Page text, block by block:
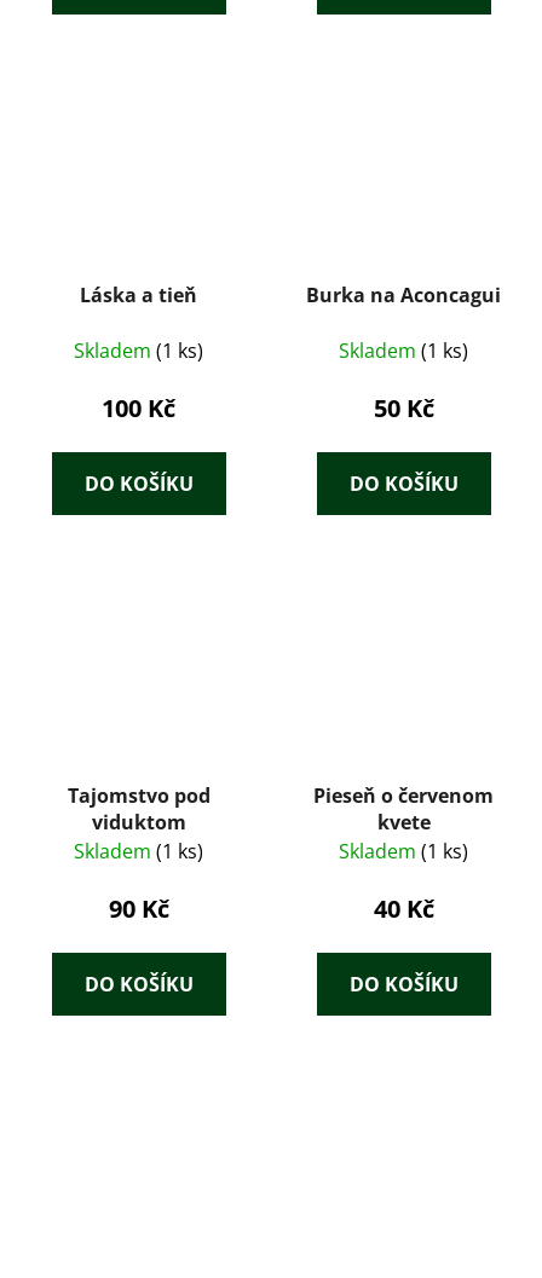
Láska a tieň
Skladem (1 ks)
100 Kč
DO KOŠÍKU
Burka na Aconcagui
Skladem (1 ks)
50 Kč
DO KOŠÍKU
Tajomstvo pod
viduktom
Skladem (1 ks)
90 Kč
DO KOŠÍKU
Pieseň o červenom
kvete
Skladem (1 ks)
40 Kč
DO KOŠÍKU